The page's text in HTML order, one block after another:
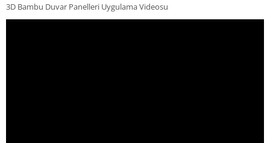
3D Bambu Duvar Panelleri Uygulama Videosu